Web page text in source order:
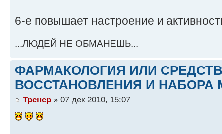
6-е повышает настроение и
...ЛЮДЕЙ НЕ ОБМАНЕШЬ...
ФАРМАКОЛОГИЯ ИЛИ
ВОССТАНОВЛЕНИЯ И НАБОРА
Тренер » 07 дек 2010, 15:07